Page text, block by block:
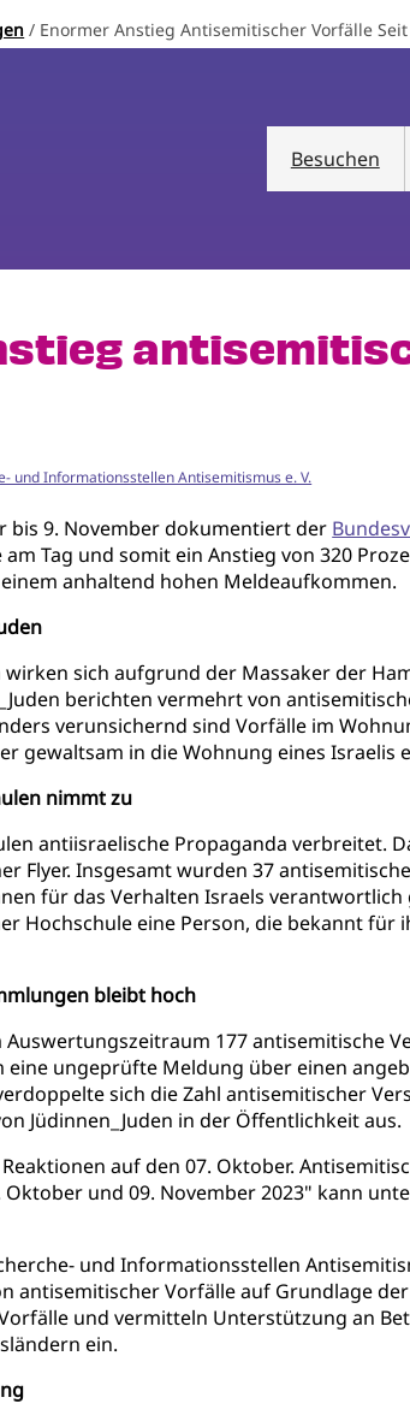
Enormer Anstieg Antisemitischer Vorfälle
Besuchen
und Informationsstellen Antisemitismus e. V.
bis 9. November dokumentiert der
Tag und somit ein Anstieg von 320
anhaltend hohen Meldeaufkommen.
sich aufgrund der Massaker der
berichten vermehrt von
verunsichernd sind Vorfälle im
gewaltsam in die Wohnung eines
nimmt zu
antiisraelische Propaganda verbreitet.
Flyer. Insgesamt wurden 37
für das Verhalten Israels
Hochschule eine Person, die bekannt
bleibt hoch
Auswertungszeitraum 177
ungeprüfte Meldung über einen
sich die Zahl antisemitischer
Jüdinnen_Juden in der Öffentlichkeit aus.
auf den 07. Oktober.
Oktober und 09. November 2023" kann
und Informationsstellen
antisemitischer Vorfälle auf Grundlage
und vermitteln Unterstützung an
ein.